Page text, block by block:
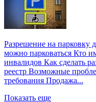
Разрешение на парковку
можно парковаться Кто
инвалидов Как сделать
реестр Возможные
требования Продажа...
Показать еще